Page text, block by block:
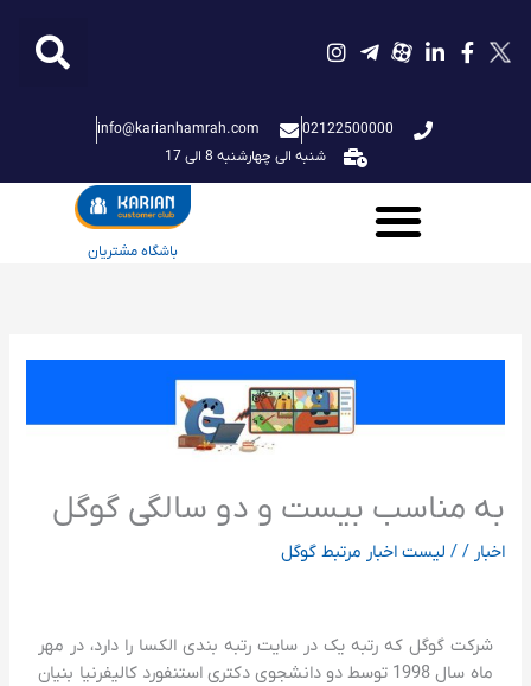
محتوا
02122500000
info@karianhamrah.com
شنبه الی چهارشنبه 8 الی 17
باشگاه مشتریان
به مناسب بیست و دو سالگی گوگل
اخبار /
/ لیست اخبار مرتبط گوگل
شرکت گوگل که رتبه یک در سایت رتبه بندی الکسا را دارد، در مهر
ماه سال 1998 توسط دو دانشجوی دکتری استنفورد کالیفرنیا بنیان